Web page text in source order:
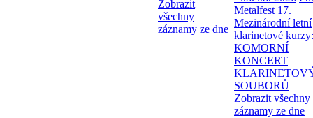
Zobrazit
všechny
záznamy ze dne
Metalfest 17.
Mezinárodní letní
klarinetové kurzy:
KOMORNÍ
KONCERT
SOUBORŮ
Zobrazit všechny
záznamy ze dne